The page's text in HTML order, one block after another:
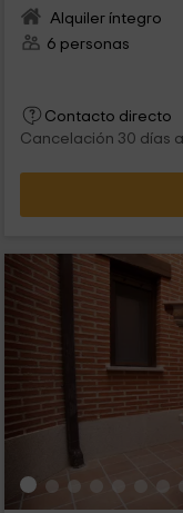
Alquiler íntegro
6 personas
Contacto directo
Cancelación 30 días